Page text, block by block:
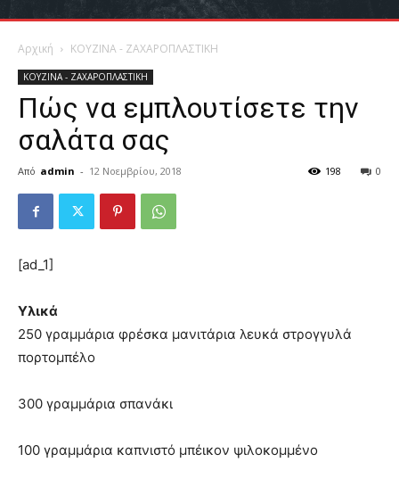
Αρχική ΚΟΥΖΙΝΑ - ΖΑΧΑΡΟΠΛΑΣΤΙΚΗ
ΚΟΥΖΙΝΑ - ΖΑΧΑΡΟΠΛΑΣΤΙΚΗ
Πώς να εμπλουτίσετε την
σαλάτα σας
Από admin - 12 Νοεμβρίου, 2018 0
198
[ad_1]
Υλικά
250 γραμμάρια φρέσκα μανιτάρια λευκά στρογγυλά
πορτομπέλο
300 γραμμάρια σπανάκι
100 γραμμάρια καπνιστό μπέικον ψιλοκομμένο